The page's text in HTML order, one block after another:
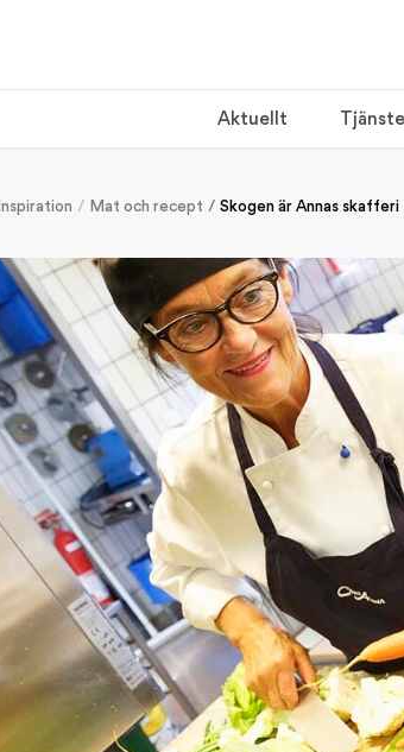
Aktuellt
Inspiration Mat och recept Skogen är Annas skafferi